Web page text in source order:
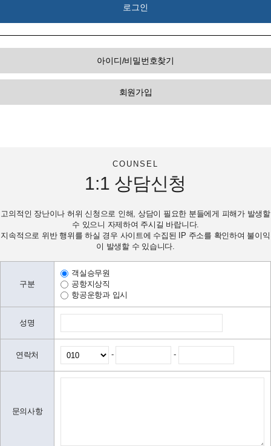
아이디/비밀번호찾기
회원가입
COUNSEL
1:1 상담신청
고의적인 장난이나 허위 신청으로 인해, 상담이 필요한 분들에게 피해가 발생할
수 있으니 자제하여 주시길 바랍니다.
지속적으로 위반 행위를 하실 경우 사이트에 수집된 IP 주소를 확인하여 불이익
이 발생할 수 있습니다.
구분
객실승무원
공항지상직
항공운항과 입시
성명
연락처 - -
문의사항